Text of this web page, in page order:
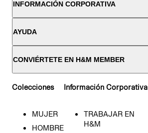
INFORMACIÓN CORPORATIVA
AYUDA
CONVIÉRTETE EN H&M MEMBER
Colecciones
MUJER
HOMBRE
Información Corporativa
TRABAJAR EN
H&M